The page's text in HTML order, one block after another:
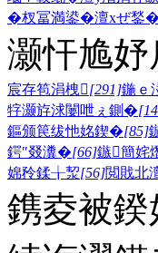
�杈冨満鍙�澶хぜ鍫�
灏忓尯
宸存笣涓栧[291]鍦ｅ
牸灏斿浗闄呭ぇ鍘�
鏂颁笢绂忚姳鍥�[85]
鍔″叕瀵�[66]鏃簡姹
婂矝鍒╁洯[56]閲戝北
鎸夌被